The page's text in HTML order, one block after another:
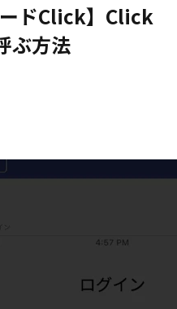
ードClick】Click
ぶ方法